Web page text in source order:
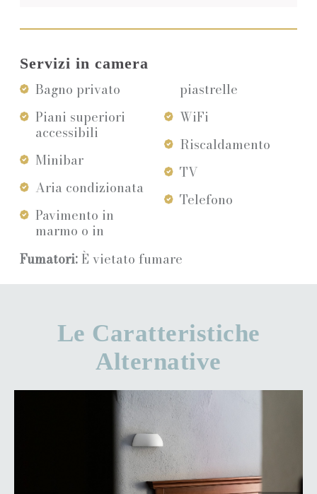
Servizi in camera
Bagno privato
Piani superiori
accessibili
Minibar
Aria condizionata
Pavimento in
marmo o in
piastrelle
WiFi
Riscaldamento
TV
Telefono
Fumatori:È vietato fumare
Le Caratteristiche
Alternative